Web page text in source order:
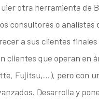
otra herramienta de
consultores o analistas
a sus clientes
clientes que operan en
Fujitsu,…), pero con
Desarrolla y